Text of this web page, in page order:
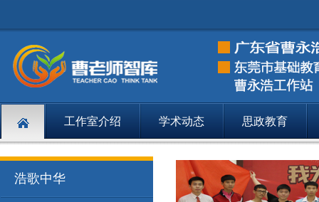
工作室介绍 学术动态 思政教育
浩歌中华